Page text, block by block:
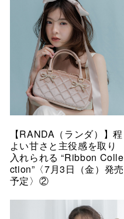
【RANDA（ランダ）】程
よい甘さと主役感を取り
入れられる “Ribbon Colle
ction”〈7月3日（金）発売
予定〉②